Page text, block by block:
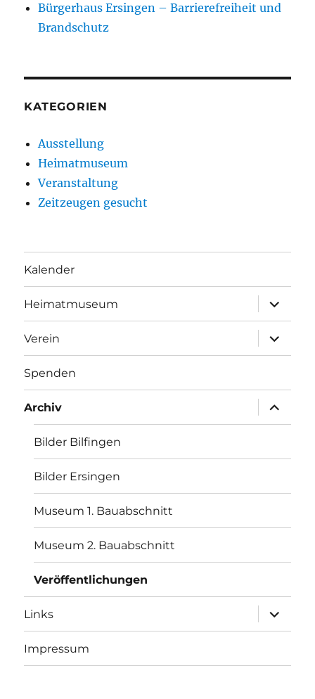
Bürgerhaus Ersingen – Barrierefreiheit und
Brandschutz
KATEGORIEN
Ausstellung
Heimatmuseum
Veranstaltung
Zeitzeugen gesucht
Kalender
Heimatmuseum
öffnen
Verein
öffnen
Spenden
Archiv
öffnen
Bilder Bilfingen
Bilder Ersingen
Museum 1. Bauabschnitt
Museum 2. Bauabschnitt
Veröffentlichungen
Links
öffnen
Impressum